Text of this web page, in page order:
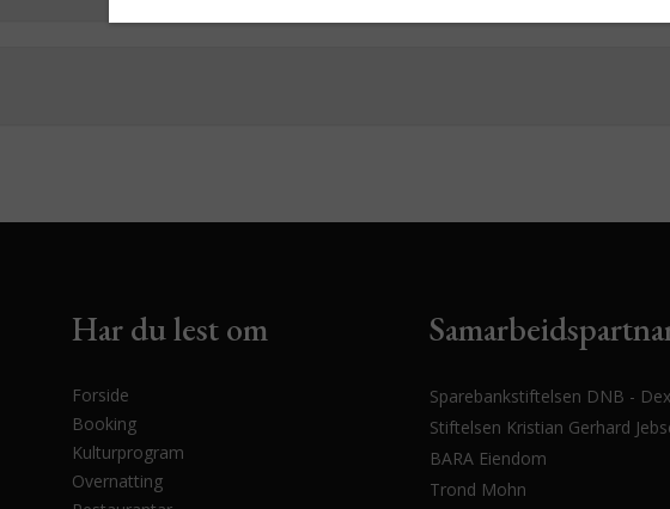
Har du lest om
Forside
Booking
Kulturprogram
Overnatting
Sparebankstiftelsen DNB -
Stiftelsen Kristian Gerhard
BARA Eiendom
Trond Mohn